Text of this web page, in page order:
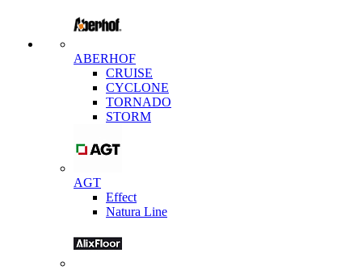
ABERHOF
CRUISE
CYCLONE
TORNADO
STORM
AGT
Effect
Natura Line